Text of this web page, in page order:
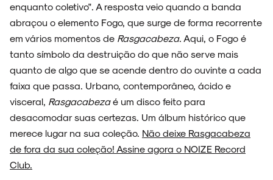
enquanto coletivo". A resposta veio quando a banda
abraçou o elemento Fogo, que surge de forma recorrente
em vários momentos de Rasgacabeza. Aqui, o Fogo é
tanto símbolo da destruição do que não serve mais
quanto de algo que se acende dentro do ouvinte a cada
faixa que passa. Urbano, contemporâneo, ácido e
visceral, Rasgacabezaé um disco feito para
desacomodar suas certezas. Um álbum histórico que
merece lugar na sua coleção. Não deixe Rasgacabeza
de fora da sua coleção! Assine agora o NOIZE Record
Club.